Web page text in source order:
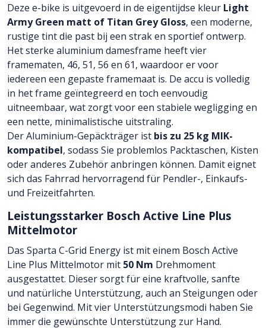
Deze e-bike is uitgevoerd in de eigentijdse kleur Light
Army Green matt of Titan Grey Gloss, een moderne,
rustige tint die past bij een strak en sportief ontwerp.
Het sterke aluminium damesframe heeft vier
framematen, 46, 51, 56 en 61, waardoor er voor
iedereen een gepaste framemaat is. De accu is volledig
in het frame geïntegreerd en toch eenvoudig
uitneembaar, wat zorgt voor een stabiele wegligging en
een nette, minimalistische uitstraling.
Der Aluminium-Gepäckträger ist bis zu 25 kg MIK-
kompatibel, sodass Sie problemlos Packtaschen, Kisten
oder anderes Zubehör anbringen können. Damit eignet
sich das Fahrrad hervorragend für Pendler-, Einkaufs-
und Freizeitfahrten.
Leistungsstarker Bosch Active Line Plus
Mittelmotor
Das Sparta C-Grid Energy ist mit einem Bosch Active
Line Plus Mittelmotor mit 50 Nm Drehmoment
ausgestattet. Dieser sorgt für eine kraftvolle, sanfte
und natürliche Unterstützung, auch an Steigungen oder
bei Gegenwind. Mit vier Unterstützungsmodi haben Sie
immer die gewünschte Unterstützung zur Hand.